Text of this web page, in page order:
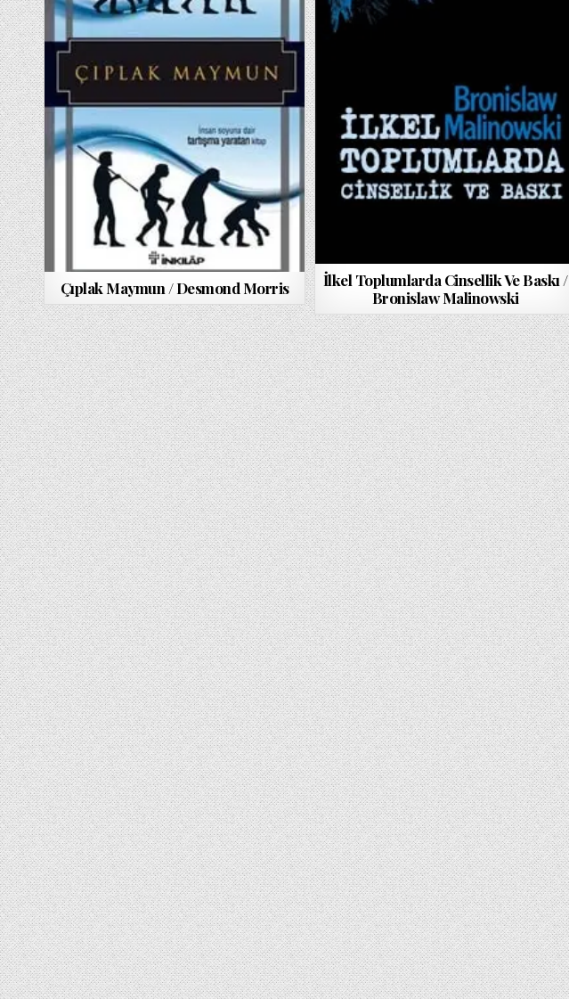
Çıplak Maymun / Desmond Morris
İlkel Toplumlarda Cinsellik Ve Baskı /
Bronislaw Malinowski